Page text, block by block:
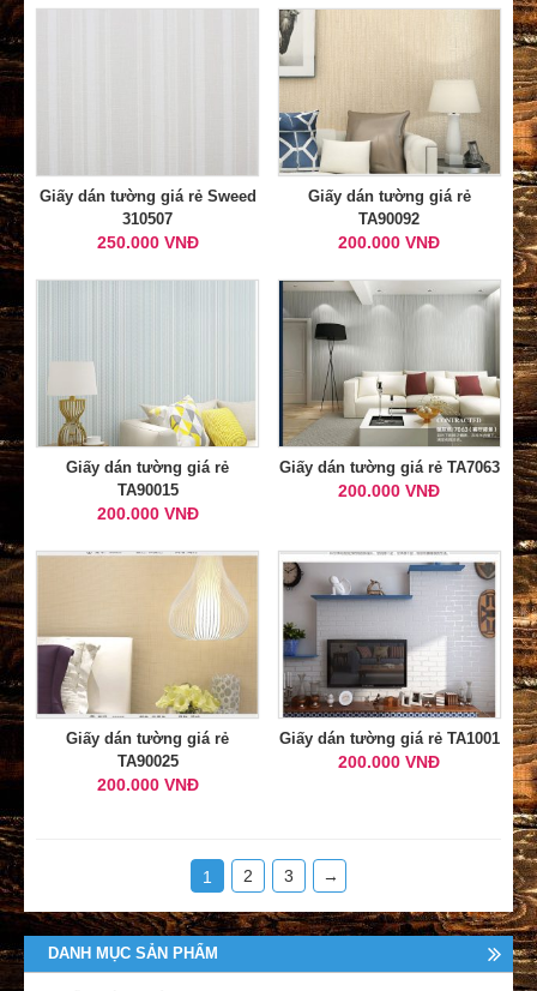
Giấy dán tường giá rẻ Sweed
310507
250.000 VNĐ
Giấy dán tường giá rẻ
TA90092
200.000 VNĐ
Giấy dán tường giá rẻ
TA90015
200.000 VNĐ
Giấy dán tường giá rẻ TA7063
200.000 VNĐ
Giấy dán tường giá rẻ
TA90025
200.000 VNĐ
Giấy dán tường giá rẻ TA1001
200.000 VNĐ
1 2 3 →
DANH MỤC SẢN PHẨM